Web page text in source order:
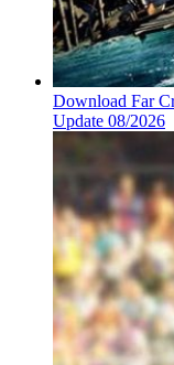
Download Far
Update 08/2026